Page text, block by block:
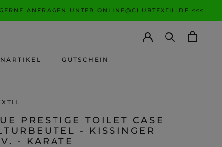
ANFRAGEN UNTER ONLINE@CLUBTEXTIL.DE <<<
GUTSCHEIN
PRESTIGE TOILET CASE
- KISSINGER
- KARATE